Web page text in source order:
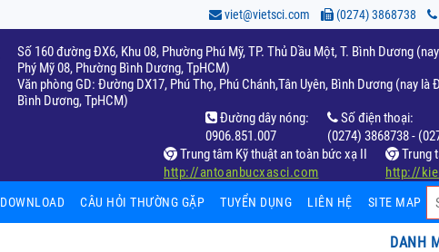
(0274) 3868738
viet@vietsci.com
Số 160 đường ĐX6, Khu 08, Phường Phú Mỹ, TP. Thủ Dầu Một, T. Bình Dương
Phý Mỹ 08, Phường Bình Dương, TpHCM)
Văn phòng GD: Đường DX17, Phú Thọ, Phú Chánh,Tân Uyên, Bình Dương (nay là
Bình Dương, TpHCM)
Số điện thoại:
(0274) 3868738 -
Đường dây nóng:
0906.851.007
Trung
http://
Trung tâm Kỹ thuật an toàn bức xạ II
http://antoanbucxasci.com
DOWNLOAD CÂU HỎI THƯỜNG GẶP TUYỂN DỤNG LIÊN HỆ SITE MAP
DANH